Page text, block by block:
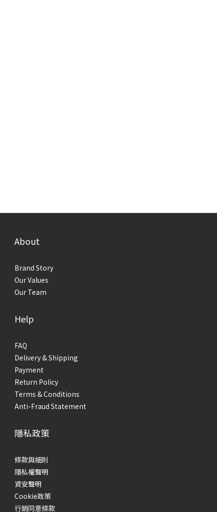
About
Brand Story
Our Values
Our Team
Help
FAQ
Delivery & Shipping
Payment
Return Policy
Terms & Conditions
Anti-Fraud Statement
隱私政策
條款與細則
隱私權聲明
資安聲明
Cookie政策
行銷同意條款